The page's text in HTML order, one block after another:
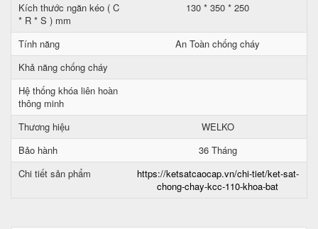
Kích thước ngăn kéo ( C
* R * S ) mm
130 * 350 * 250
Tính năng
An Toàn chống cháy
Khả năng chống cháy
Hệ thống khóa liên hoàn
thông minh
Thương hiệu
WELKO
Bảo hành
36 Tháng
Chi tiết sản phẩm
https://ketsatcaocap.vn/chi-tiet/ket-sat-
chong-chay-kcc-110-khoa-bat